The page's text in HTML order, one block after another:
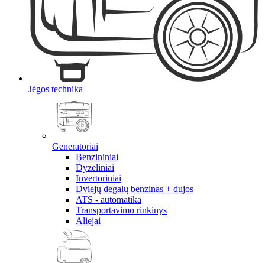
Jėgos technika
Generatoriai
Benzininiai
Dyzeliniai
Invertoriniai
Dviejų degalų benzinas + dujos
ATS - automatika
Transportavimo rinkinys
Aliejai